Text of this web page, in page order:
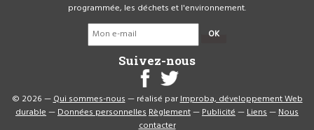
programmée, les déchets et l'environnement.
OK
Suivez-nous
© 2026 —Qui sommes-nous— réalisé parImproba, développement Web
durable—Données personnellesRèglement—Publicité—Liens—Nous
contacter